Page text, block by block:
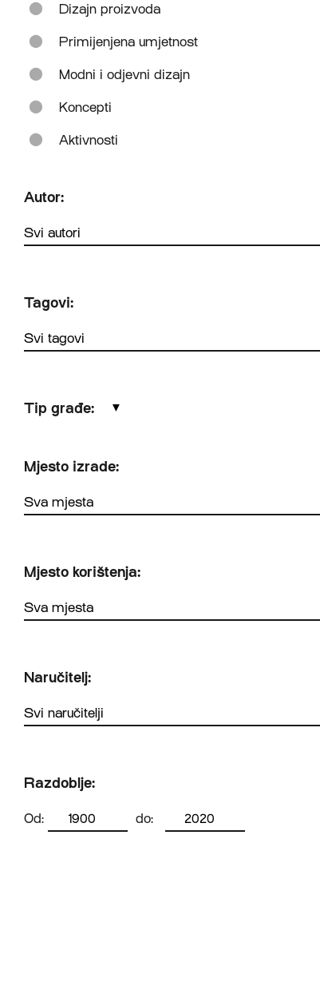
Dizajn proizvoda
Primijenjena umjetnost
Modni i odjevni dizajn
Koncepti
Aktivnosti
Autor:
Tagovi:
Tip građe: ▼
Mjesto izrade:
Mjesto korištenja:
Naručitelj:
Razdoblje:
Od: do: